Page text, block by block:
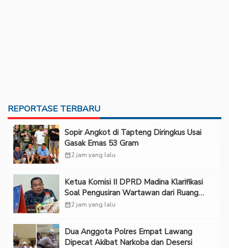
REPORTASE TERBARU
Sopir Angkot di Tapteng Diringkus Usai
Gasak Emas 53 Gram
calendar_month2 jam yang lalu
Ketua Komisi II DPRD Madina Klarifikasi
Soal Pengusiran Wartawan dari Ruang
RDP
calendar_month2 jam yang lalu
Dua Anggota Polres Empat Lawang
Dipecat Akibat Narkoba dan Desersi